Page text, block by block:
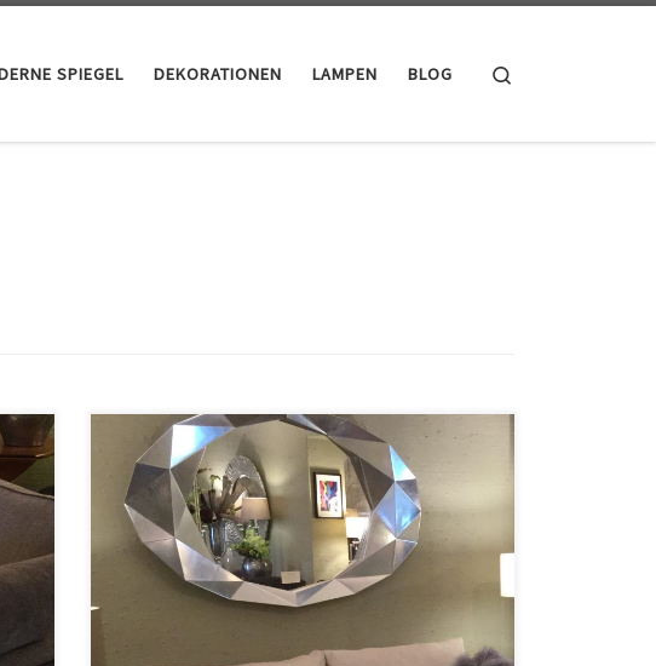
SPIEGEL DEKORATIONEN LAMPEN BLOG
Der Spiegel als Objekt im Raum vermittelt oft den
Eindruck eines größeren Zimmers.